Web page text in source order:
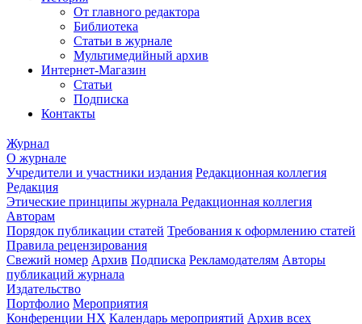
От главного редактора
Библиотека
Статьи в журнале
Мультимедийный архив
Интернет-Магазин
Статьи
Подписка
Контакты
Журнал
О журнале
Учредители и участники издания Редакционная коллегия
Редакция
Этические принципы журнала Редакционная коллегия
Авторам
Порядок публикации статей Требования к оформлению статей
Правила рецензирования
Свежий номер Архив Подписка Рекламодателям Авторы
публикаций журнала
Издательство
Портфолио Мероприятия
Конференции НХ Календарь мероприятий Архив всех